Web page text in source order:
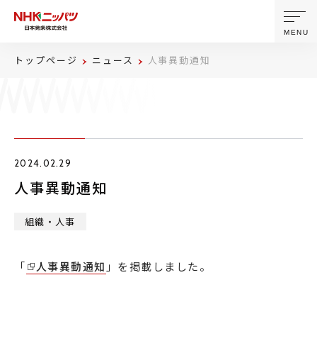
製品・技術
ニュース
MENU
トップページ ニュース 人事異動通知
2024.02.29
人事異動通知
組織・人事
「 人事異動通知 」を掲載しました。